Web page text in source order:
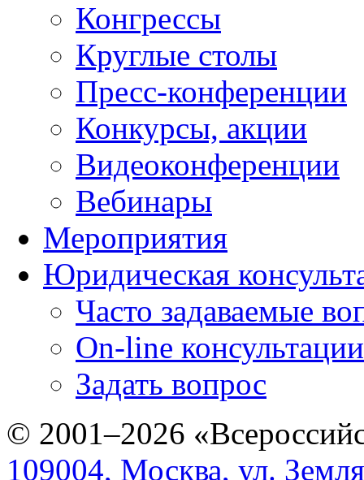
Конгрессы
Круглые столы
Пресс-конференции
Конкурсы, акции
Видеоконференции
Вебинары
Мероприятия
Юридическая
Часто задаваемые
On-line консультации
Задать вопрос
© 2001–2026
109004, Москва, ул.